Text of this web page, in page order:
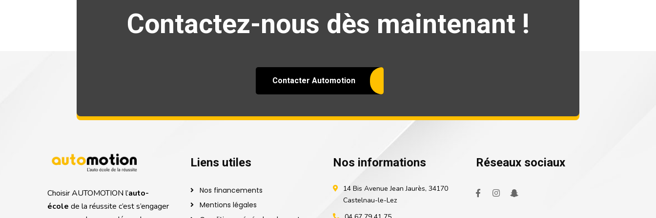
Contactez-nous dès maintenant !
Contacter Automotion
Choisir AUTOMOTION l’auto-
école de la réussite c’est s’engager
Liens utiles
Nos financements
Mentions légales
Nos informations
14 Bis Avenue Jean Jaurès, 34170
Castelnau-le-Lez
Réseaux sociaux